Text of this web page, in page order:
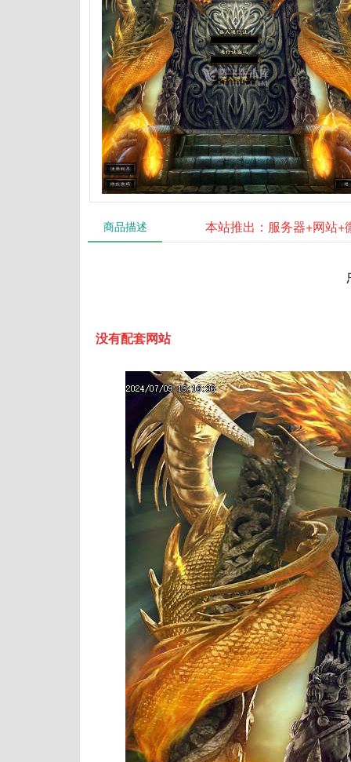
商品描述 本站推出：服务器+网站
没有配套网站